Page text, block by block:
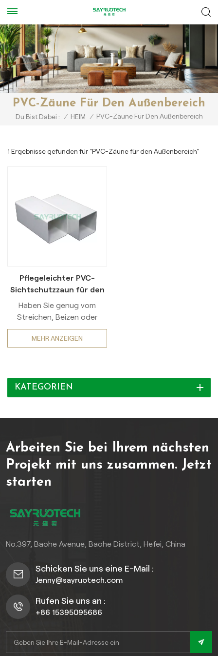
PVC-Zäune Für Den Außenbereich
Du Bist Dabei : / HEIM / PVC-Zäune Für Den Außenbereich
1 Ergebnisse gefunden für "PVC-Zäune für den Außenbereich"
Pflegeleichter PVC-
Sichtschutzzaun für den
Außenbereich
Haben Sie genug vom
Streichen, Beizen oder
Ersetzen verrotteter
Holzzäune? Entdecken Sie
Vinylzäune!Unsere
hochwertigen PVC-Zäune
und trotzen widrigen
Witterungsbedingungen,
Rissen, Verformungen und
Insektenschäden über
pflegeleichtes
WohnenEinfach mit dem
Gartenschlauch abspülen,
Jahr wie neu aus. Kein
Schleifen, Streichen oder
Versiegeln mehr!Wählen Sie
aus einer Vielzahl eleganter
Stile und Farben, darunter
Sichtschutzzaun-Designs,
die die Optik Ihres
MEHR ANZEIGEN
KATEGORIEN
Arbeiten Sie bei Ihrem nächsten
Projekt mit uns zusammen. Jetzt
starten
No.397, Baohe Avenue, Baohe District, Hefei, China
Schicken Sie uns eine E-Mail :
Jenny@sayruotech.com
Rufen Sie uns an :
+86 15395095686